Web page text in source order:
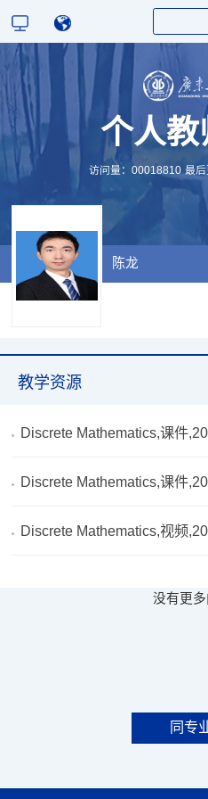
个人教
访问量： 00018810 最后
陈龙
教学资源
Discrete Mathematics,课件
Discrete Mathematics,课件
Discrete Mathematics,视频
没有更
同专